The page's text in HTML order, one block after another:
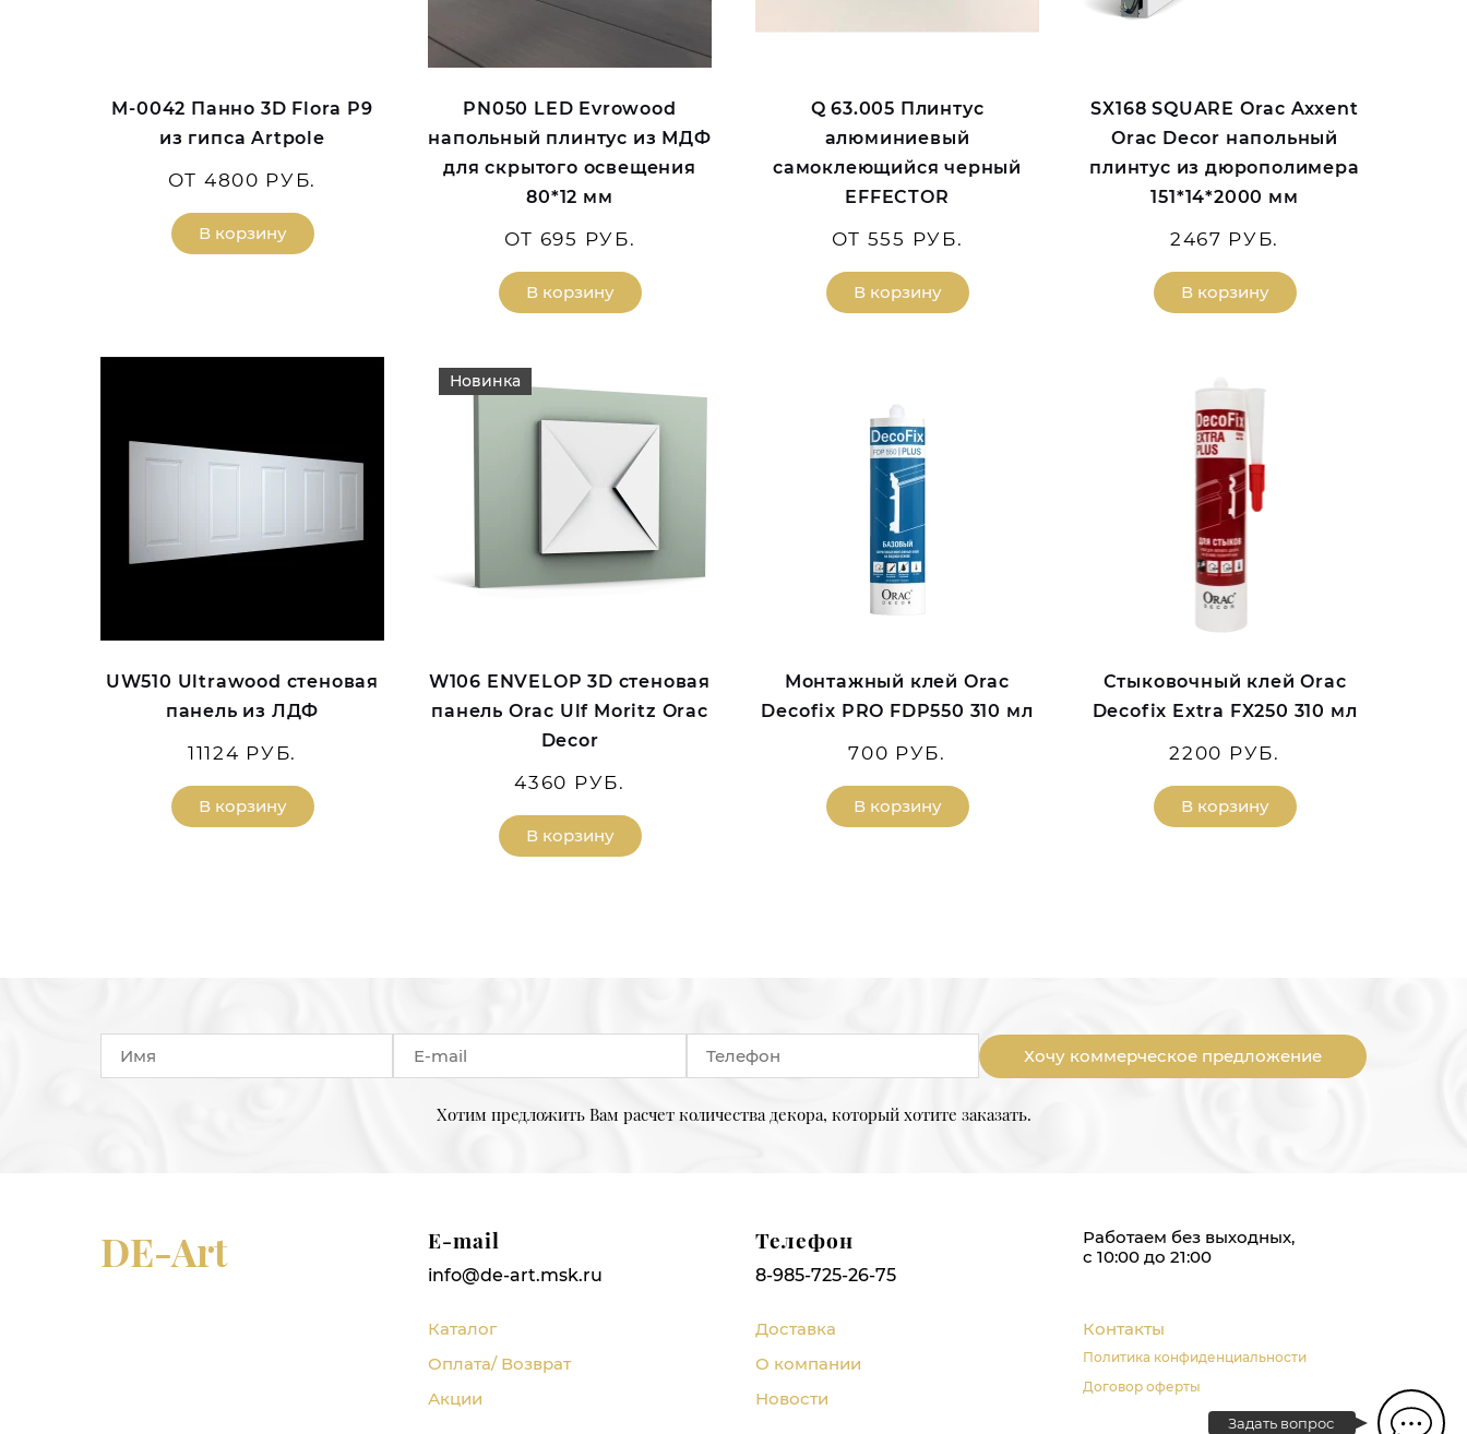
Задать вопрос
M-0042 Панно 3D Flora P9
из гипса Artpole
ОТ 4800 РУБ.
В корзину
PN050 LED Evrowood
напольный плинтус из МДФ
для скрытого освещения
80*12 мм
ОТ 695 РУБ.
В корзину
Q 63.005 Плинтус
алюминиевый
самоклеющийся черный
EFFECTOR
ОТ 555 РУБ.
В корзину
SX168 SQUARE Orac Axxent
Orac Decor напольный
плинтус из дюрополимера
151*14*2000 мм
2467 РУБ.
В корзину
UW510 Ultrawood стеновая
панель из ЛДФ
11124 РУБ.
В корзину
Новинка
W106 ENVELOP 3D стеновая
панель Orac Ulf Moritz Orac
Decor
4360 РУБ.
В корзину
Монтажный клей Orac
Decofix PRO FDP550 310 мл
700 РУБ.
В корзину
Стыковочный клей Orac
Decofix Extra FX250 310 мл
2200 РУБ.
В корзину
Хочу коммерческое предложение
Хотим предложить Вам расчет количества декора, который хотите заказать.
DE-Art E-mail
info@de-art.msk.ru
Телефон
8-985-725-26-75
Работаем без выходных,
с 10:00 до 21:00
Каталог
Оплата/ Возврат
Акции
Доставка
О компании
Новости
Контакты
Политика конфиденциальности
Договор оферты